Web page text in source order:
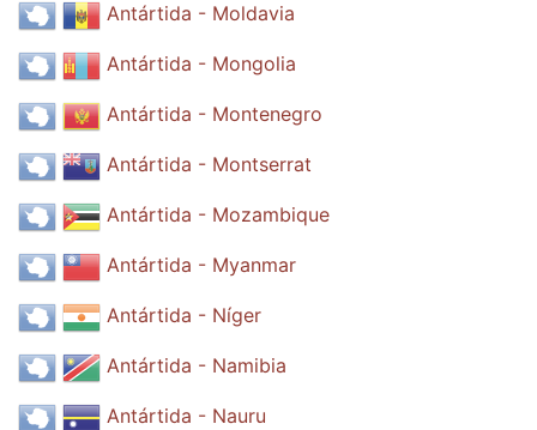
Antártida - Moldavia
Antártida - Mongolia
Antártida - Montenegro
Antártida - Montserrat
Antártida - Mozambique
Antártida - Myanmar
Antártida - Níger
Antártida - Namibia
Antártida - Nauru